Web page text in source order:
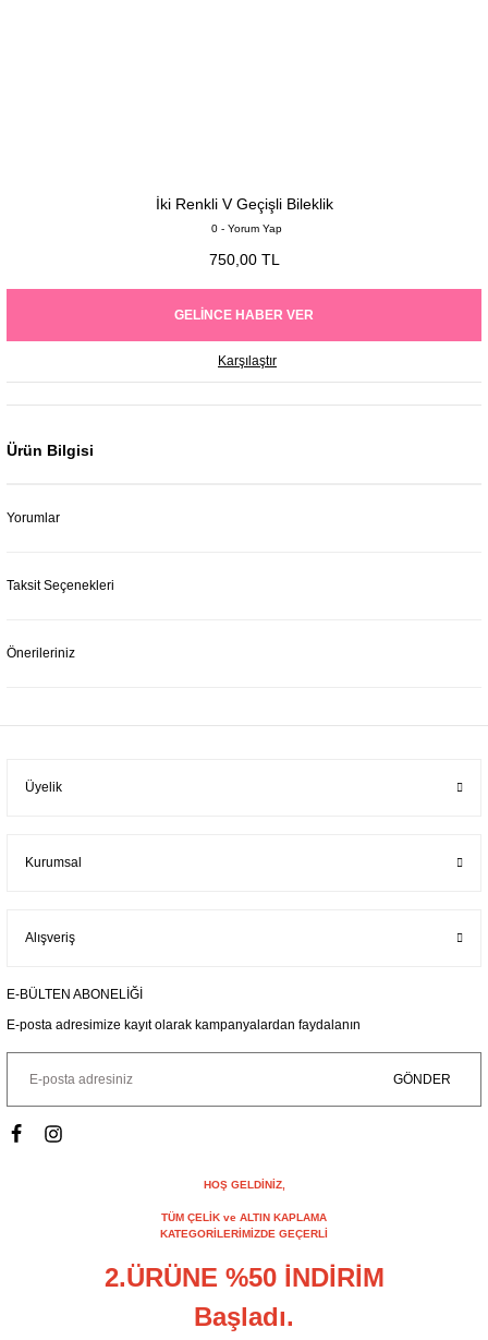
İki Renkli V Geçişli Bileklik
0 - Yorum Yap
750,00 TL
GELINCE HABER VER
Karşılaştır
Ürün Bilgisi
Yorumlar
Taksit Seçenekleri
Önerileriniz
Üyelik
Kurumsal
Alışveriş
E-BÜLTEN ABONELİĞİ
E-posta adresimize kayıt olarak kampanyalardan faydalanın
GÖNDER
HOŞ GELDİNİZ,
TÜM ÇELİK ve ALTIN KAPLAMA
KATEGORİLERİMİZDE GEÇERLİ
2.ÜRÜNE %50 İNDİRİM
Başladı.